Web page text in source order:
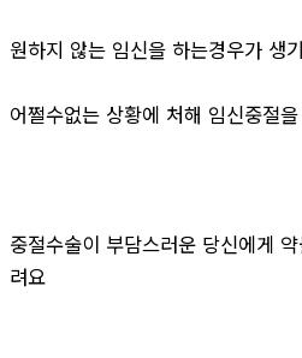
원하지 않는 임신을 하는경우가 생
어쩔수없는 상황에 처해 임신중절
중절수술이 부담스러운 당신에게
려요